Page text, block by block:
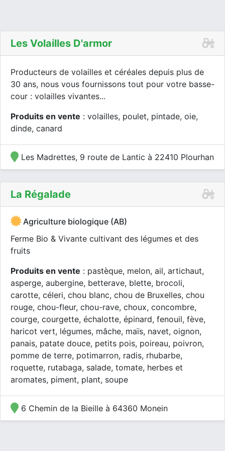
Les Volailles D'armor
Producteurs de volailles et céréales depuis plus de
30 ans, nous vous fournissons tout pour votre basse-
cour : volailles vivantes...
Produits en vente : volailles, poulet, pintade, oie,
dinde, canard
Les Madrettes, 9 route de Lantic à 22410 Plourhan
La Régalade
Agriculture biologique (AB)
Ferme Bio & Vivante cultivant des légumes et des
fruits
Produits en vente : pastèque, melon, ail, artichaut,
asperge, aubergine, betterave, blette, brocoli,
carotte, céleri, chou blanc, chou de Bruxelles, chou
rouge, chou-fleur, chou-rave, choux, concombre,
courge, courgette, échalotte, épinard, fenouil, fève,
haricot vert, légumes, mâche, maïs, navet, oignon,
panais, patate douce, petits pois, poireau, poivron,
pomme de terre, potimarron, radis, rhubarbe,
roquette, rutabaga, salade, tomate, herbes et
aromates, piment, plant, soupe
6 Chemin de la Bieille à 64360 Monein